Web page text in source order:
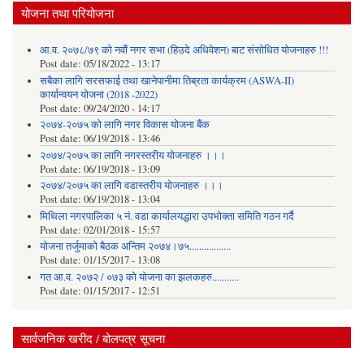
योजना तथा परियोजना
आ.व. २०७८/७९ को नवौं नगर सभा (हिउदे अधिवेशन) बाट संसोधित योजनाहरु !!!
Post date: 05/18/2022 - 13:17
सबैका लागि सरसफाई तथा खानेपानीमा तिब्रता कार्यक्रम (ASWA-II)
कार्यान्वयन योजना (2018 -2022)
Post date: 09/24/2020 - 14:17
२०७४-२०७५ को लागि नगर विकास योजना बैंक
Post date: 06/19/2018 - 13:46
२०७४/२०७५ का लागि नगरस्तरीय योजनाहरु ।।।
Post date: 06/19/2018 - 13:09
२०७४/२०७५ का लागि वडास्तरीय योजनाहरु ।।।
Post date: 06/19/2018 - 13:04
मिथिला नगरपालिका ५ नं. वडा कार्यालयद्धारा उपभोक्ता समिति गठन गर्दै
Post date: 02/01/2018 - 15:57
याेजना तर्जुमाकाे बैठक अन्तिम २०७४।७५.................
Post date: 01/15/2017 - 13:08
गत आ.व. २०७२ / ०७३ को योजना का झलकहरु...........
Post date: 01/15/2017 - 12:51
सार्वजनिक खरीद / बोलपत्र सूचना